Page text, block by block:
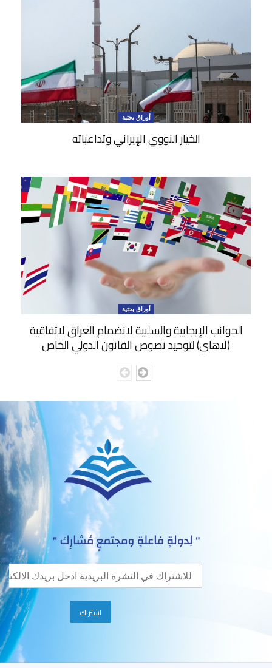
أوراق بحثية
الخيار النووي الإيراني وتداعياته
أوراق بحثية
الجوانب الإيجابية والسلبية لانضمام العراق لاتفاقية
(لاهاي) لتوحيد نصوص القانون الدولي الخاص